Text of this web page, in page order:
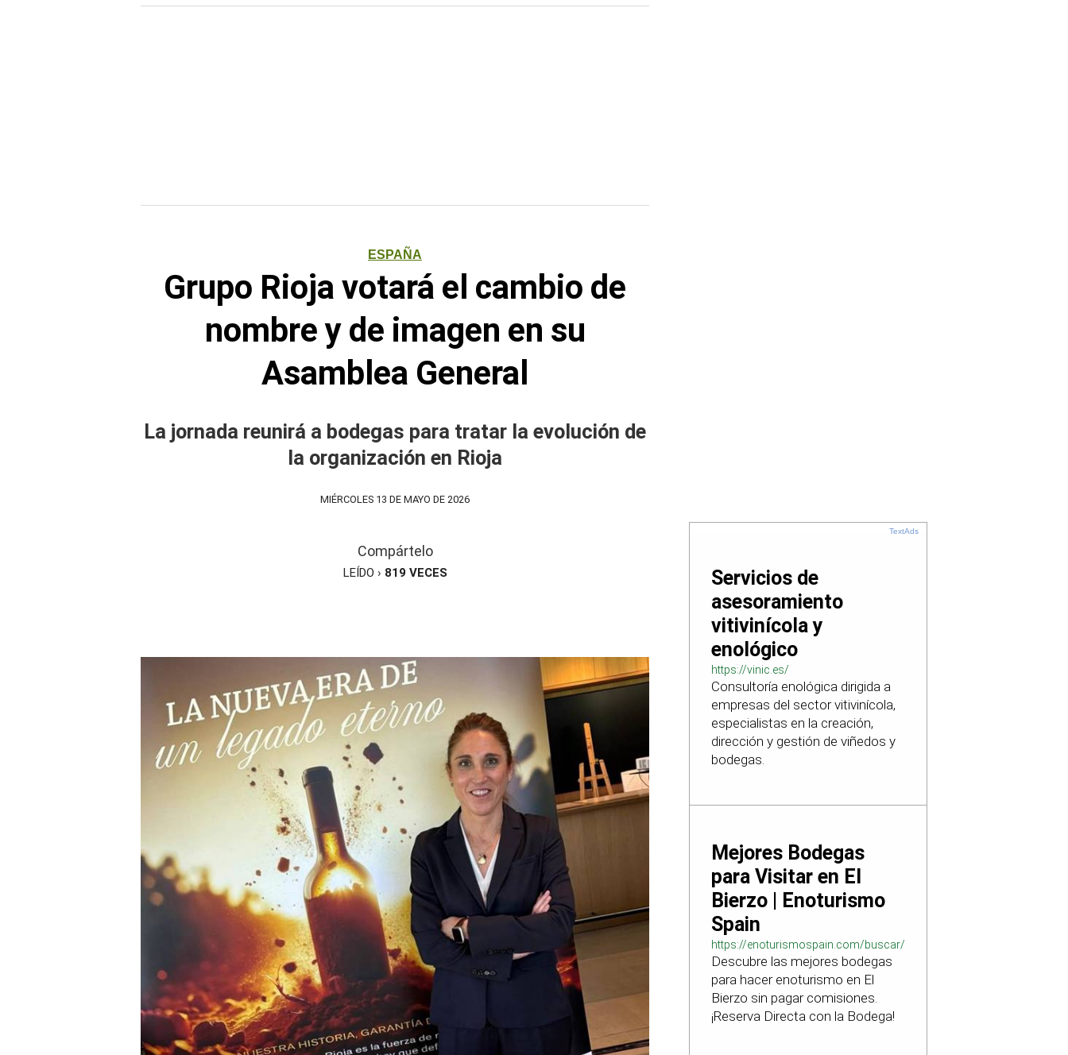
ESPAÑA
Grupo Rioja votará el cambio de
nombre y de imagen en su
Asamblea General
La jornada reunirá a bodegas para tratar la evolución de
la organización en Rioja
MIÉRCOLES 13 DE MAYO DE 2026
Compártelo
LEÍDO › 819 VECES
TextAds
Servicios de
asesoramiento
vitivinícola y
enológico
https://vinic.es/
Consultoría enológica dirigida a
empresas del sector vitivinícola,
especialistas en la creación,
dirección y gestión de viñedos y
bodegas.
Mejores Bodegas
para Visitar en El
Bierzo | Enoturismo
Spain
https://enoturismospain.com/buscar/ciudad-
visitar-bodegas-en-leon
Descubre las mejores bodegas
para hacer enoturismo en El
Bierzo sin pagar comisiones.
¡Reserva Directa con la Bodega!